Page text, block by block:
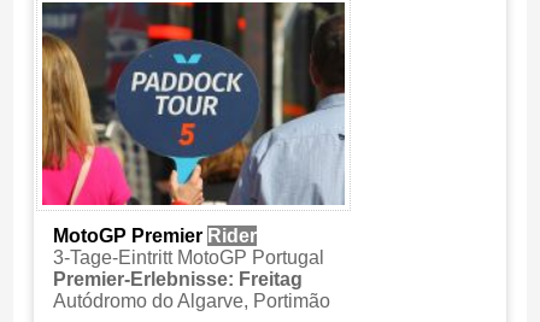
MotoGP Premier Rider
3-Tage-Eintritt MotoGP Portugal
Premier-Erlebnisse: Freitag
Autódromo do Algarve, Portimão